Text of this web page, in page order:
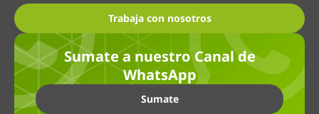
Trabaja con nosotros
Sumate a nuestro Canal de
WhatsApp
Sumate